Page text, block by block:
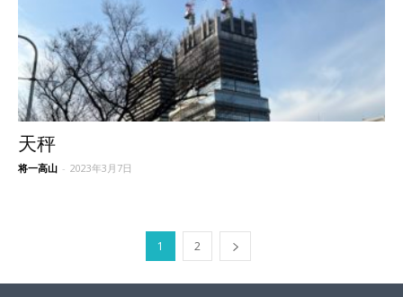
天秤
将一高山 - 2023年3月7日
1 2